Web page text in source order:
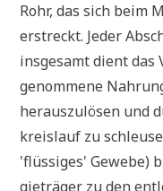
Rohr, das sich beim
erstreckt. Jeder
ins­ge­samt dient das
ge­nom­me­ne
her­aus­zu­lö­sen und
kreis­lauf zu
'flüs­si­ges' Gewe­be)
gie­trä­ger zu den